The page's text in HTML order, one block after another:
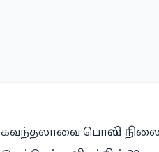
கவந்தலாவை பொலிஸ்